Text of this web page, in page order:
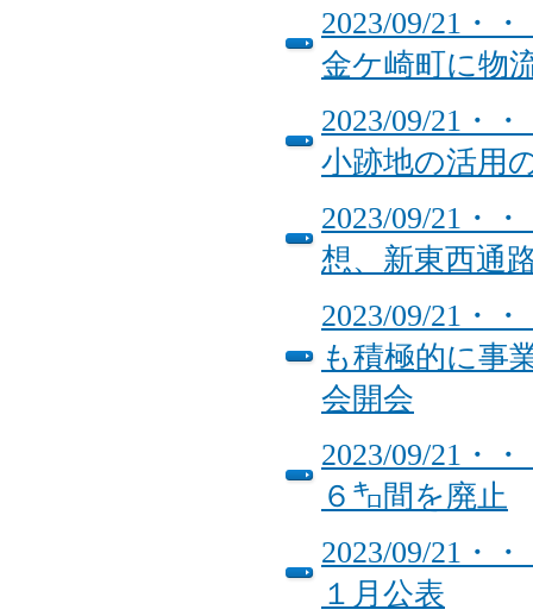
2023/09/21・
金ケ崎町に物
2023/09/21・
小跡地の活用
2023/09/21・
想、新東西通
2023/09/21・
も積極的に事
会開会
2023/09/21・
６㌔間を廃止
2023/09/21・
１月公表